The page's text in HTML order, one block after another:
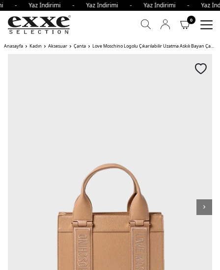
- Yaz İndirimi - Yaz İndirimi - Yaz İndirimi -
0
Anasayfa Kadın Aksesuar Çanta Love Moschino Logolu Çıkarılabilir Uzatma Askılı Bayan Çanta CAMEL